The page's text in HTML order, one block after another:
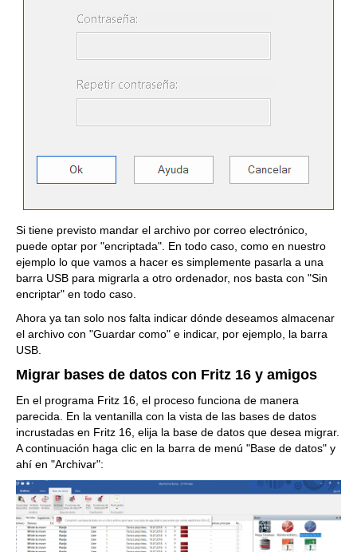
Si tiene previsto mandar el archivo por correo electrónico,
puede optar por "encriptada". En todo caso, como en nuestro
ejemplo lo que vamos a hacer es simplemente pasarla a una
barra USB para migrarla a otro ordenador, nos basta con "Sin
encriptar" en todo caso.
Ahora ya tan solo nos falta indicar dónde deseamos almacenar
el archivo con "Guardar como" e indicar, por ejemplo, la barra
USB.
Migrar bases de datos con Fritz 16 y amigos
En el programa Fritz 16, el proceso funciona de manera
parecida. En la ventanilla con la vista de las bases de datos
incrustadas en Fritz 16, elija la base de datos que desea migrar.
A continuación haga clic en la barra de menú "Base de datos" y
ahí en "Archivar":